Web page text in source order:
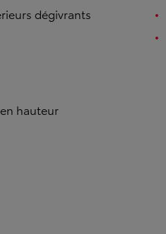
dégivrants
hauteur